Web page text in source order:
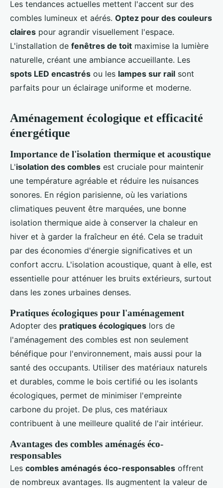
Les tendances actuelles mettent l'accent sur des
combles lumineux et aérés. Optez pour des couleurs
claires pour agrandir visuellement l'espace.
L'installation de fenêtres de toit maximise la lumière
naturelle, créant une ambiance accueillante. Les
spots LED encastrés ou les lampes sur rail sont
parfaits pour un éclairage uniforme et moderne.
Aménagement écologique et efficacité
énergétique
Importance de l'isolation thermique et acoustique
L'isolation des combles est cruciale pour maintenir
une température agréable et réduire les nuisances
sonores. En région parisienne, où les variations
climatiques peuvent être marquées, une bonne
isolation thermique aide à conserver la chaleur en
hiver et à garder la fraîcheur en été. Cela se traduit
par des économies d'énergie significatives et un
confort accru. L'isolation acoustique, quant à elle, est
essentielle pour atténuer les bruits extérieurs, surtout
dans les zones urbaines denses.
Pratiques écologiques pour l'aménagement
Adopter des pratiques écologiques lors de
l'aménagement des combles est non seulement
bénéfique pour l'environnement, mais aussi pour la
santé des occupants. Utiliser des matériaux naturels
et durables, comme le bois certifié ou les isolants
écologiques, permet de minimiser l'empreinte
carbone du projet. De plus, ces matériaux
contribuent à une meilleure qualité de l'air intérieur.
Avantages des combles aménagés éco-
responsables
Les combles aménagés éco-responsables offrent
de nombreux avantages. Ils augmentent la valeur de